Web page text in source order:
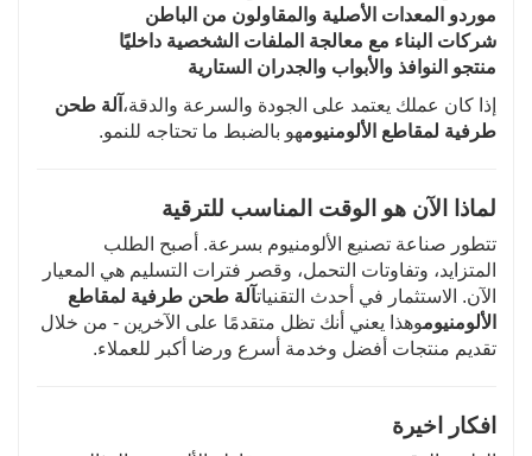
موردو المعدات الأصلية والمقاولون من الباطن
شركات البناء مع معالجة الملفات الشخصية داخليًا
منتجو النوافذ والأبواب والجدران الستارية
إذا كان عملك يعتمد على الجودة والسرعة والدقة، آلة طحن
طرفية لمقاطع الألومنيومهو بالضبط ما تحتاجه للنمو.
لماذا الآن هو الوقت المناسب للترقية
تتطور صناعة تصنيع الألومنيوم بسرعة. أصبح الطلب
المتزايد، وتفاوتات التحمل، وقصر فترات التسليم هي المعيار
الآن. الاستثمار في أحدث التقنياتآلة طحن طرفية لمقاطع
الألومنيوموهذا يعني أنك تظل متقدمًا على الآخرين - من خلال
تقديم منتجات أفضل وخدمة أسرع ورضا أكبر للعملاء.
افكار اخيرة